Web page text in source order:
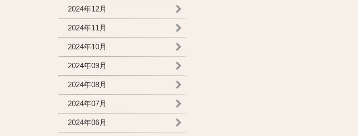
2024年12月
2024年11月
2024年10月
2024年09月
2024年08月
2024年07月
2024年06月